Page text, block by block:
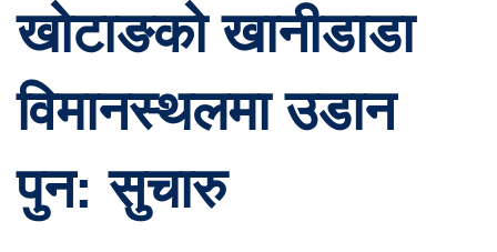
खोटाङको खानीडाडा
विमानस्थलमा उडान
पुन: सुचारु